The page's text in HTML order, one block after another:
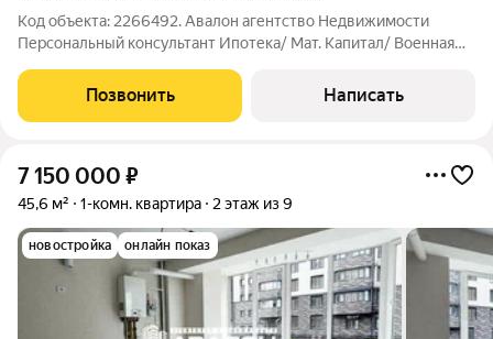
Код объекта: 2266492. Авалон агентство Недвижимости
Персональный консультант Ипотека/ Мат. Капитал/ Военная
отоплением. Высокий первый этаж. Состояние после
строителей: стены отштукатурены, разводка
Позвонить Написать
7 150 000 ₽
45,6 м² 1-комн. квартира 2 этаж из 9
новостройка онлайн показ